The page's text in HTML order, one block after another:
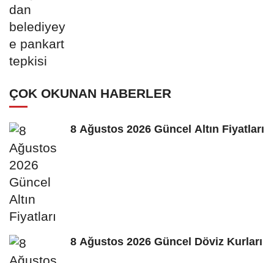
ÇOK OKUNAN HABERLER
8 Ağustos 2026 Güncel Altın Fiyatları
8 Ağustos 2026 Güncel Döviz Kurları